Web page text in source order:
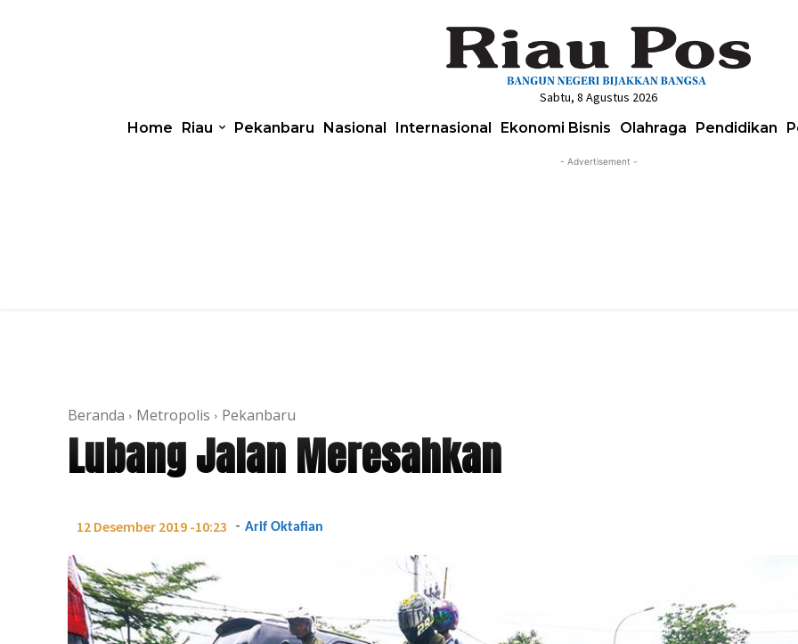
Sabtu, 8 Agustus 2026
Home Riau Pekanbaru Nasional Internasional Ekonomi Bisnis Olahraga Pendidikan
- Advertisement -
Beranda Metropolis Pekanbaru
Lubang Jalan Meresahkan
12 Desember 2019 -10:23 - Arif Oktafian